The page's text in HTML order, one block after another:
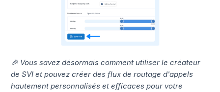
🎉 Vous savez désormais comment utiliser le créateur
de SVI et pouvez créer des flux de routage d'appels
hautement personnalisés et efficaces pour votre